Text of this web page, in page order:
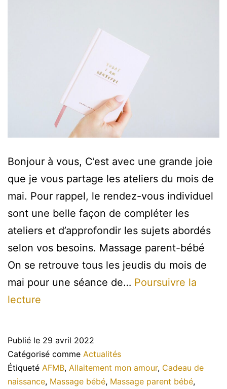
Bonjour à vous, C’est avec une grande joie
que je vous partage les ateliers du mois de
mai. Pour rappel, le rendez-vous individuel
sont une belle façon de compléter les
ateliers et d’approfondir les sujets abordés
selon vos besoins. Massage parent-bébé
On se retrouve tous les jeudis du mois de
mai pour une séance de… Poursuivre la
lecture
mois
de
mai
Publié le 29 avril 2022
Catégorisé comme Actualités
Étiqueté AFMB, Allaitement mon amour, Cadeau de
naissance, Massage bébé, Massage parent bébé,